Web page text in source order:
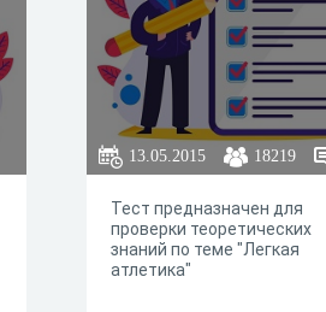
13.05.2015 18219
Тест предназначен для
проверки теоретических
знаний по теме "Легкая
атлетика"